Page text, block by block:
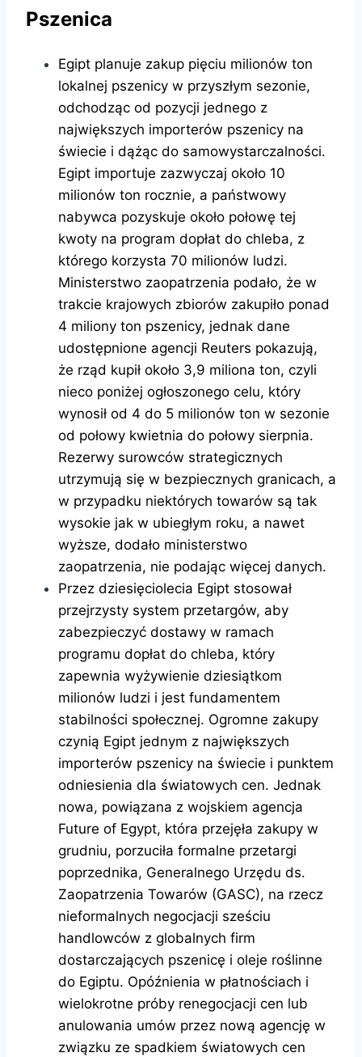
Pszenica
Egipt planuje zakup pięciu milionów ton
lokalnej pszenicy w przyszłym sezonie,
odchodząc od pozycji jednego z
największych importerów pszenicy na
świecie i dążąc do samowystarczalności.
Egipt importuje zazwyczaj około 10
milionów ton rocznie, a państwowy
nabywca pozyskuje około połowę tej
kwoty na program dopłat do chleba, z
którego korzysta 70 milionów ludzi.
Ministerstwo zaopatrzenia podało, że w
trakcie krajowych zbiorów zakupiło ponad
4 miliony ton pszenicy, jednak dane
udostępnione agencji Reuters pokazują,
że rząd kupił około 3,9 miliona ton, czyli
nieco poniżej ogłoszonego celu, który
wynosił od 4 do 5 milionów ton w sezonie
od połowy kwietnia do połowy sierpnia.
Rezerwy surowców strategicznych
utrzymują się w bezpiecznych granicach, a
w przypadku niektórych towarów są tak
wysokie jak w ubiegłym roku, a nawet
wyższe, dodało ministerstwo
zaopatrzenia, nie podając więcej danych.
Przez dziesięciolecia Egipt stosował
przejrzysty system przetargów, aby
zabezpieczyć dostawy w ramach
programu dopłat do chleba, który
zapewnia wyżywienie dziesiątkom
milionów ludzi i jest fundamentem
stabilności społecznej. Ogromne zakupy
czynią Egipt jednym z największych
importerów pszenicy na świecie i punktem
odniesienia dla światowych cen. Jednak
nowa, powiązana z wojskiem agencja
Future of Egypt, która przejęła zakupy w
grudniu, porzuciła formalne przetargi
poprzednika, Generalnego Urzędu ds.
Zaopatrzenia Towarów (GASC), na rzecz
nieformalnych negocjacji sześciu
handlowców z globalnych firm
dostarczających pszenicę i oleje roślinne
do Egiptu. Opóźnienia w płatnościach i
wielokrotne próby renegocjacji cen lub
anulowania umów przez nową agencję w
związku ze spadkiem światowych cen